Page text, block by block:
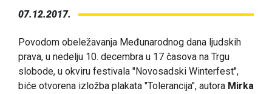
07.12.2017.
Povodom obeležavanja Međunarodnog dana ljudskih
prava, u nedelju 10. decembra u 17 časova na Trgu
slobode, u okviru festivala "Novosadski Winterfest",
biće otvorena izložba plakata "Tolerancija", autora Mirka